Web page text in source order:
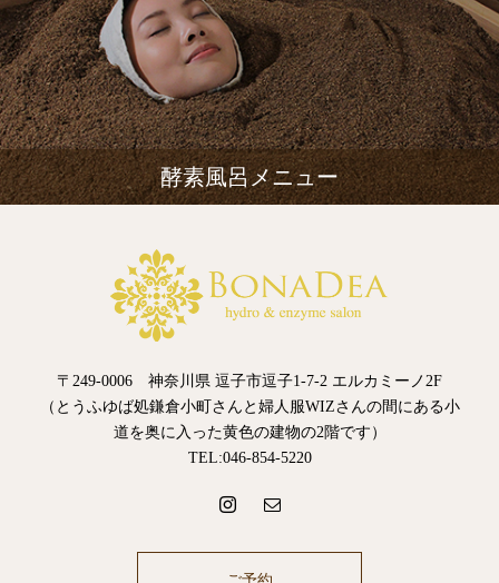
酵素風呂メニュー
〒249-0006 神奈川県 逗子市逗子1-7-2 エルカミーノ2F
（とうふゆば処鎌倉小町さんと婦人服WIZさんの間にある小
道を奥に入った黄色の建物の2階です）
TEL:046-854-5220